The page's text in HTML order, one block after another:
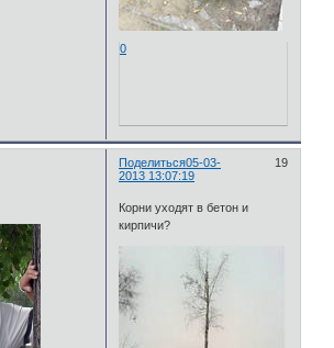
0
Поделиться 19
05-03-
2013 13:07:19
Корни уходят в бетон и
кирпичи?